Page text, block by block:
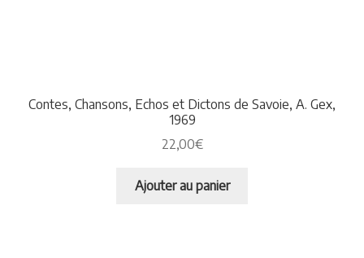
Contes, Chansons, Echos et Dictons de Savoie, A. Gex,
1969
22,00€
Ajouter au panier